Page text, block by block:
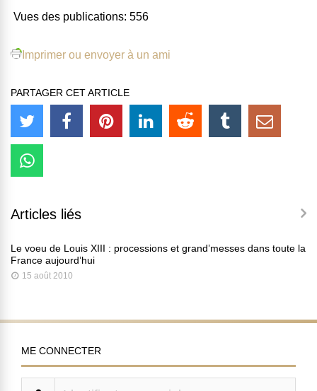
Vues des publications: 556
Imprimer ou envoyer à un ami
PARTAGER CET ARTICLE
Articles liés
Le voeu de Louis XIII : processions et grand’messes dans toute la
France aujourd’hui
15 août 2010
ME CONNECTER